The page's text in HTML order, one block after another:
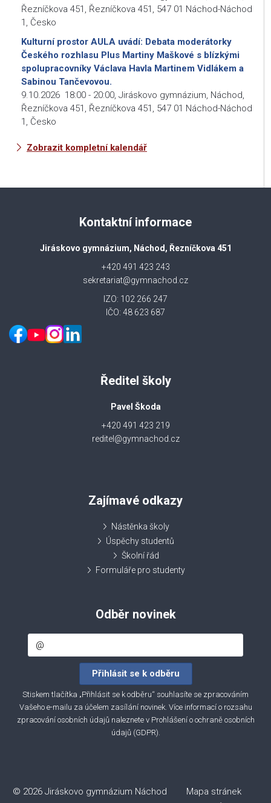
Řezníčkova 451, Řezníčkova 451, 547 01 Náchod-Náchod
1, Česko
Kulturní prostor AULA uvádí: Debata moderátorky
Českého rozhlasu Plus Martiny Maškové s blízkými
spolupracovníky Václava Havla Martinem Vidlákem a
Sabinou Tančevovou.
9.10.2026 18:00 - 20:00 Jiráskovo gymnázium, Náchod,
Řezníčkova 451, Řezníčkova 451, 547 01 Náchod-Náchod
1, Česko
Zobrazit kompletní kalendář
Kontaktní informace
Jiráskovo gymnázium, Náchod, Řezníčkova 451
+420 491 423 243
sekretariat@gymnachod.cz
IZO: 102 266 247
IČO: 48 623 687
Ředitel školy
Pavel Škoda
+420 491 423 219
reditel@gymnachod.cz
Zajímavé odkazy
Nástěnka školy
Úspěchy studentů
Školní řád
Formuláře pro studenty
Odběr novinek
Stiskem tlačítka „Přihlásit se k odběru“ souhlasíte se zpracováním
Vašeho e-mailu za účelem zasílání novinek. Více informací o rozsahu
zpracování osobních údajů naleznete v Prohlášení o ochraně osobních
údajů (GDPR).
© 2026 Jiráskovo gymnázium Náchod Mapa stránek